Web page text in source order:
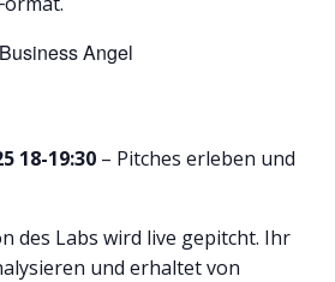
Angel
18-19:30 – Pitches erleben und
des Labs wird live gepitcht. Ihr
und erhaltet von